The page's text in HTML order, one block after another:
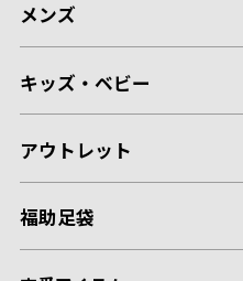
メンズ
キッズ・ベビー
アウトレット
福助足袋